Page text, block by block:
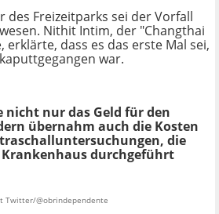
des Freizeitparks sei der Vorfall
Nithit Intim, der "Changthai
dass es das erste Mal sei,
war.
nur das Geld für den
übernahm auch die Kosten
die
durchgeführt
Twitter/@obrindependente